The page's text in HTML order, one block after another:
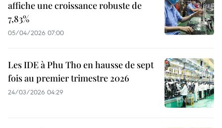
affiche une croissance robuste de
7,83%
05/04/2026 07:00
Les IDE à Phu Tho en hausse de sept
fois au premier trimestre 2026
24/03/2026 04:29